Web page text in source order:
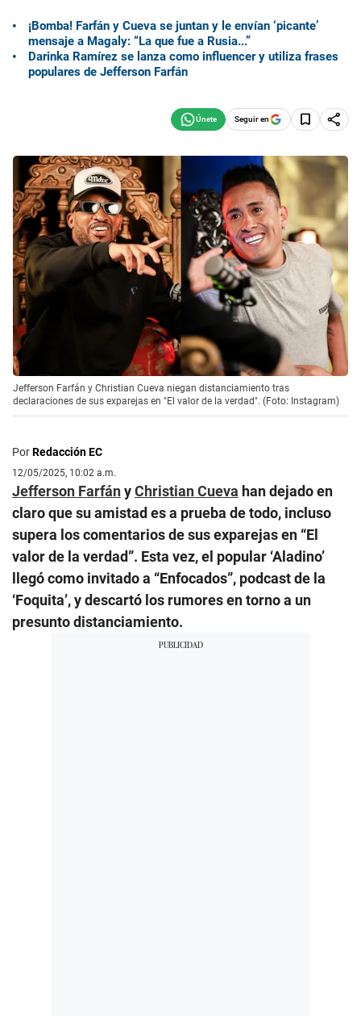
¡Bomba! Farfán y Cueva se juntan y le envían ‘picante’
mensaje a Magaly: “La que fue a Rusia...”
Darinka Ramírez se lanza como influencer y utiliza frases
populares de Jefferson Farfán
Seguir en
Jefferson Farfán y Christian Cueva niegan distanciamiento tras
declaraciones de sus exparejas en "El valor de la verdad". (Foto: Instagram)
PorRedacción EC
12/05/2025, 10:02 a.m.
Jefferson FarfányChristian Cueva han dejado en
claro que su amistad es a prueba de todo, incluso
supera los comentarios de sus exparejas en “El
valor de la verdad”. Esta vez, el popular ‘Aladino’
llegó como invitado a “Enfocados”, podcast de la
‘Foquita’, y descartó los rumores en torno a un
presunto distanciamiento.